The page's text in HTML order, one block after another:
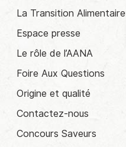
La Transition Alimentaire
Espace presse
Le rôle de l’AANA
Foire Aux Questions
Origine et qualité
Contactez-nous
Concours Saveurs